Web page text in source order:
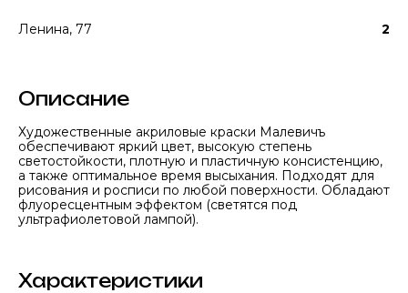
Ленина, 77 2
Описание
Художественные акриловые краски Малевичъ
обеспечивают яркий цвет, высокую степень
светостойкости, плотную и пластичную консистенцию,
а также оптимальное время высыхания. Подходят для
рисования и росписи по любой поверхности. Обладают
флуоресцентным эффектом (светятся под
ультрафиолетовой лампой).
Характеристики